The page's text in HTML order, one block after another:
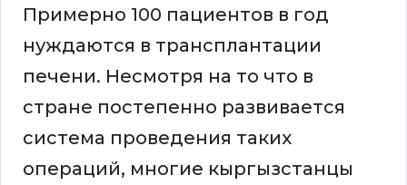
Примерно 100 пациентов в год
нуждаются в трансплантации
печени. Несмотря на то что в
стране постепенно развивается
система проведения таких
операций, многие кыргызстанцы